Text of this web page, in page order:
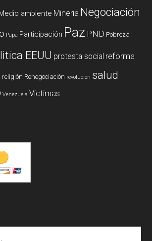
ambiente Mineria Negociación
Papa Participación Paz PND Pobreza
EEUU protesta social reforma
religión Renegociación revolucion salud
Venezuela Victimas